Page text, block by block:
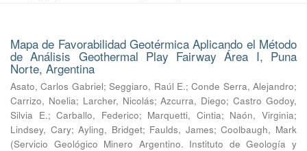
Mapa de Favorabilidad Geotérmica Aplicando el Método
de Análisis Geothermal Play Fairway Área I, Puna
Norte, Argentina
Asato, Carlos Gabriel;Seggiaro, Raúl E.;Conde Serra, Alejandro;
Carrizo, Noelia; Larcher, Nicolás;Azcurra, Diego;Castro Godoy,
Silvia E.;Carballo, Federico; Marquetti, Cintia; Naón, Virginia;
Lindsey, Cary;Ayling, Bridget; Faulds, James;Coolbaugh, Mark
(Servicio Geológico Minero Argentino. Instituto de Geología y